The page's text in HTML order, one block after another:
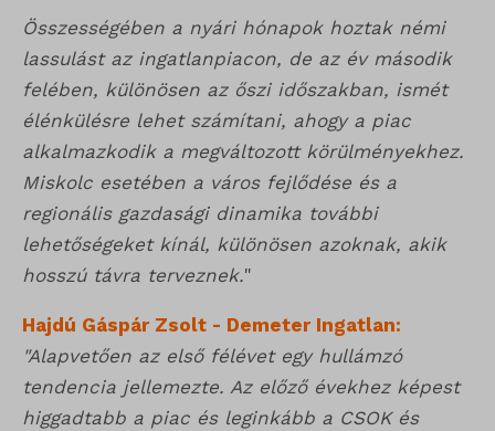
Összességében a nyári hónapok hoztak némi
lassulást az ingatlanpiacon, de az év második
felében, különösen az őszi időszakban, ismét
élénkülésre lehet számítani, ahogy a piac
alkalmazkodik a megváltozott körülményekhez.
Miskolc esetében a város fejlődése és a
regionális gazdasági dinamika további
lehetőségeket kínál, különösen azoknak, akik
hosszú távra terveznek."
Hajdú Gáspár Zsolt - Demeter Ingatlan:
"Alapvetően az első félévet egy hullámzó
tendencia jellemezte. Az előző évekhez képest
higgadtabb a piac és leginkább a CSOK és